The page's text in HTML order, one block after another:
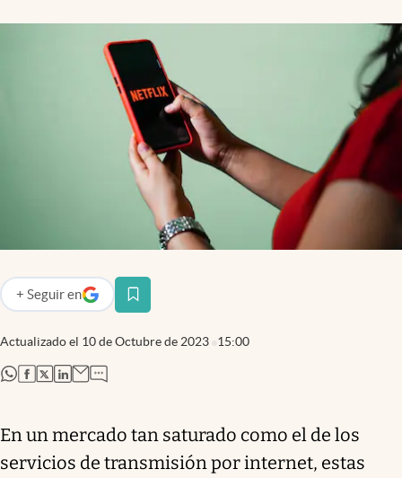
Actualizado el 10 de Octubre de 2023 15:00
+ Seguir en
abre en nueva pestaña
abre en nueva pestaña
abre en nueva pestaña
abre en nueva pestaña
abre en nueva pestaña
En un mercado tan saturado como el de los
servicios de transmisión por internet, estas